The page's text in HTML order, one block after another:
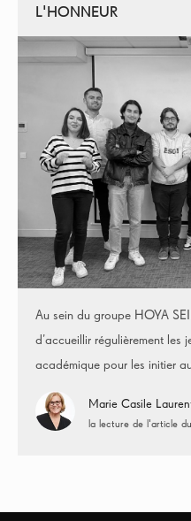
L'HONNEUR
Au sein du groupe HOYA
d’accueillir régulièrement les
académique pour les initier
Marie Casile
la lecture de l'article